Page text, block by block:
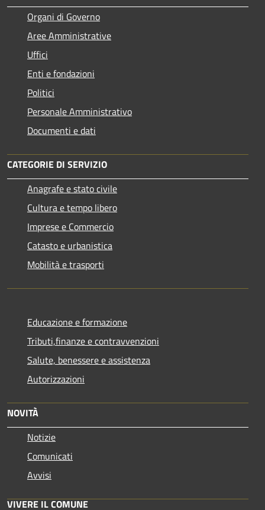
Organi di Governo
Aree Amministrative
Uffici
Enti e fondazioni
Politici
Personale Amministrativo
Documenti e dati
CATEGORIE DI SERVIZIO
Anagrafe e stato civile
Cultura e tempo libero
Imprese e Commercio
Catasto e urbanistica
Mobilità e trasporti
Educazione e formazione
Tributi,finanze e contravvenzioni
Salute, benessere e assistenza
Autorizzazioni
NOVITÀ
Notizie
Comunicati
Avvisi
VIVERE IL COMUNE